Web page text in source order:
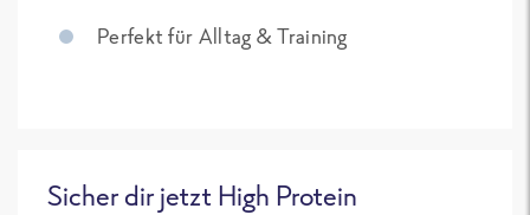
Perfekt für Alltag & Training
Sicher dir jetzt High Protein